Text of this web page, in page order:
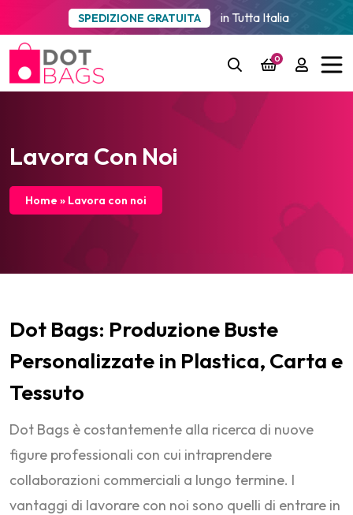
SPEDIZIONE GRATUITA in Tutta Italia
0
Lavora Con Noi
Home » Lavora con noi
Dot Bags: Produzione Buste
Personalizzate in Plastica, Carta e
Tessuto
Dot Bags è costantemente alla ricerca di nuove
figure professionali con cui intraprendere
collaborazioni commerciali a lungo termine. I
vantaggi di lavorare con noi sono quelli di entrare in